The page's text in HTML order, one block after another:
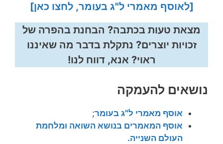
[לאוסף מאמרי ל"ג בעומר, לחצו כאן]
מצאת טעות בכתבה? הבחנת בהפרה של
זכויות יוצרים? נתקלת בדבר מה שאיננו
ראוי? אנא, דווח לנו!
נושאים להעמקה
אוסף מאמרי ל"ג בעומר;
אוסף המאמרים בנושא השואה ומלחמת
העולם השנייה.